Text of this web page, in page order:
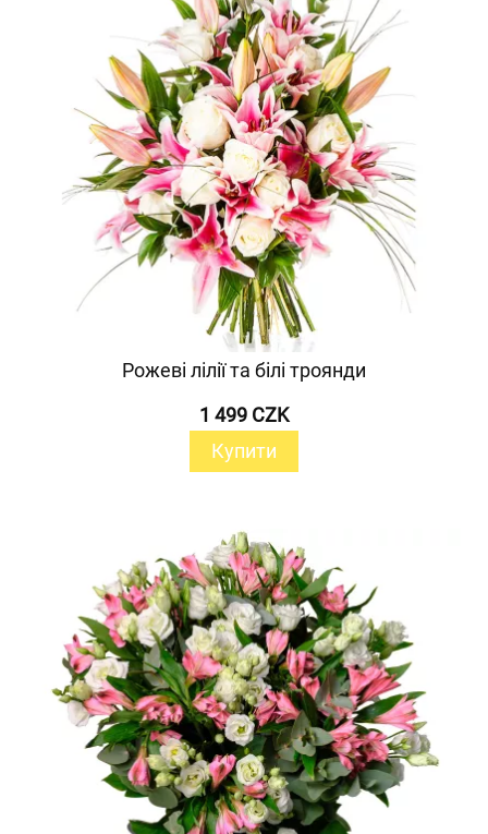
Рожеві лілії та білі троянди
1 499 CZK
Купити